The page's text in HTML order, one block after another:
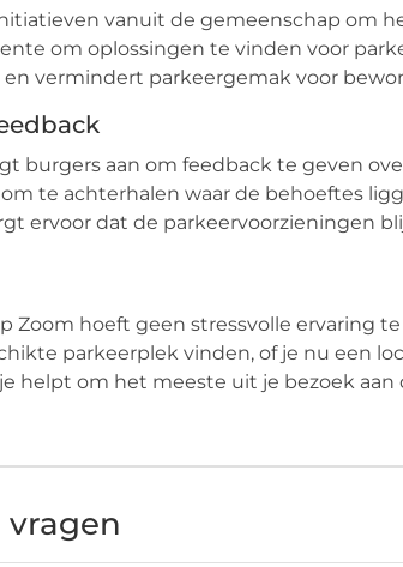
vanuit de gemeenschap om
om oplossingen te vinden voor
vermindert parkeergemak voor
burgers aan om feedback te geven
te achterhalen waar de behoeftes
ervoor dat de parkeervoorzieningen
Zoom hoeft geen stressvolle ervaring
parkeerplek vinden, of je nu een
helpt om het meeste uit je bezoek aan
vragen